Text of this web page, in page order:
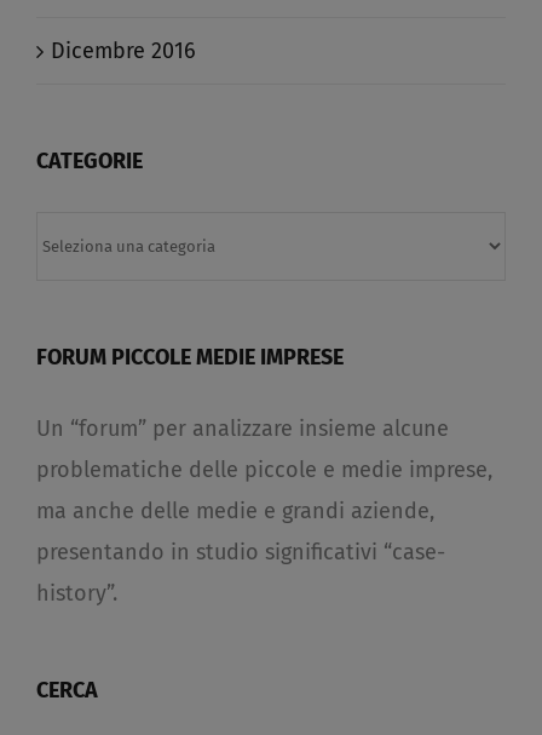
Dicembre 2016
CATEGORIE
FORUM PICCOLE MEDIE IMPRESE
Un “forum” per analizzare insieme alcune
problematiche delle piccole e medie imprese,
ma anche delle medie e grandi aziende,
presentando in studio significativi “case-
history”.
CERCA